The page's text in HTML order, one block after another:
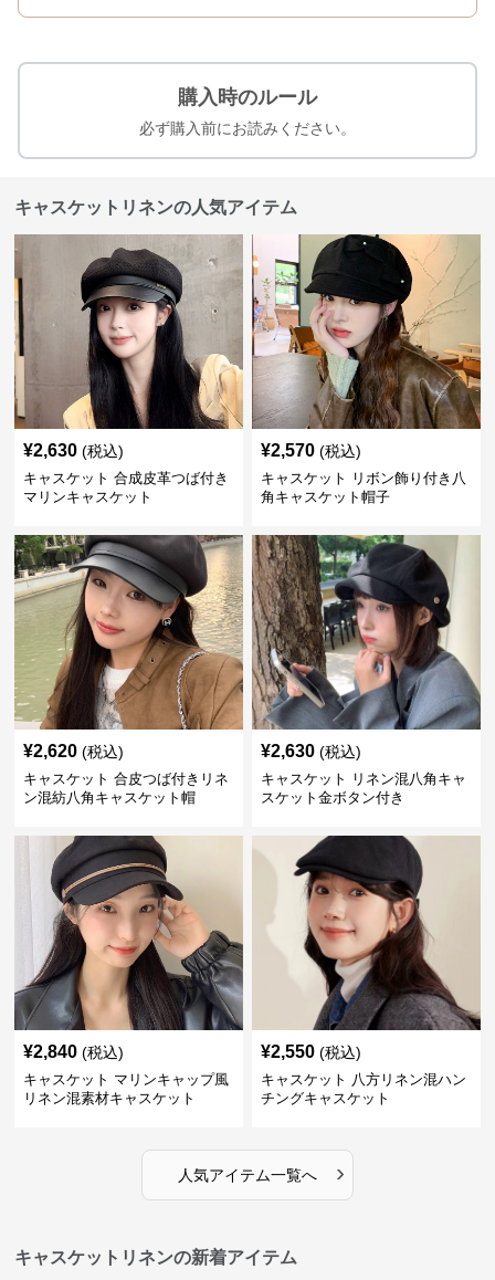
購入時のルール
必ず購入前にお読みください。
キャスケットリネンの人気アイテム
¥2,630 (税込)
キャスケット 合成皮革つば付き
マリンキャスケット
¥2,570 (税込)
キャスケット リボン飾り付き八
角キャスケット帽子
¥2,620 (税込)
キャスケット 合皮つば付きリネ
ン混紡八角キャスケット帽
¥2,630 (税込)
キャスケット リネン混八角キャ
スケット金ボタン付き
¥2,840 (税込)
キャスケット マリンキャップ風
リネン混素材キャスケット
¥2,550 (税込)
キャスケット 八方リネン混ハン
チングキャスケット
人気アイテム一覧へ ›
キャスケットリネンの新着アイテム